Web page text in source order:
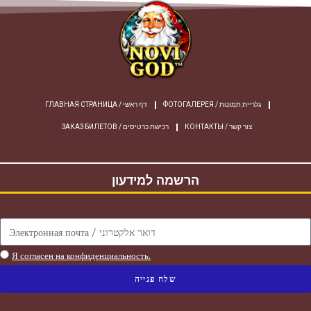
ГЛАВНАЯ СТРАНИЦА / דף ראשי ФОТОГАЛЕРЕЯ / גלריית תמונות
ЗАКАЗ БИЛЕТОВ / רכישת כרטיסים КОНТАКТЫ / צור קשר
הרשמה למידעון
Я согласен на конфиденциальность.
שלח פנייה